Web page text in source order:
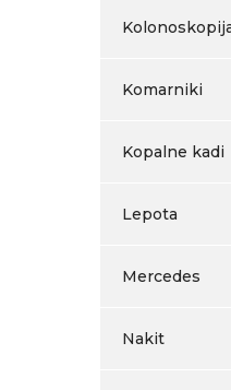
Komarniki
Kopalne kadi
Lepota
Mercedes
Nakit